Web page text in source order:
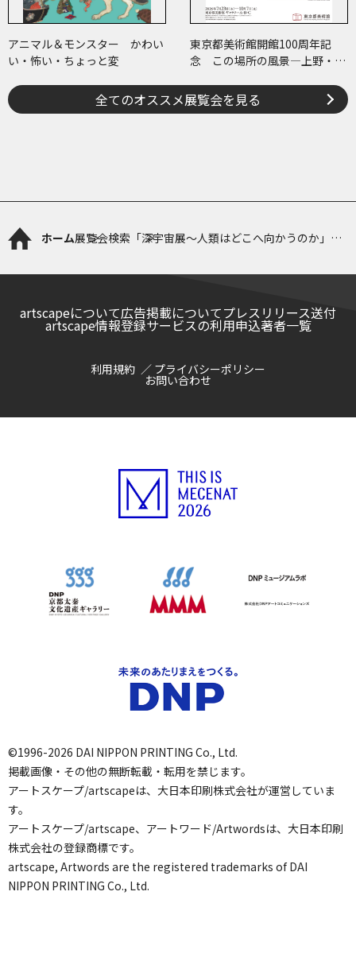
アニマル＆モンスター かわい
い・怖い・ちょっと変
東京都美術館開館100周年記
念 この場所の風景―上野・大
全てのオススメ展覧会を見る
ホーム展覧会検索 「深宇宙展～人類はどこへ向かうのか」To
artscapeについて広告掲載についてプレスリリース送付
artscape情報登録サービスの利用申込著者一覧
利用規約 プライバシーポリシー
お問い合わせ
©1996-2026 DAI NIPPON PRINTING Co., Ltd.
掲載画像・その他の無断転載・転用を禁じます。
アートスケープ/artscapeは、大日本印刷株式会社が運営していま
す。
アートスケープ/artscape、アートワード/Artwordsは、大日本印刷
株式会社の登録商標です。
artscape, Artwords are the registered trademarks of DAI
NIPPON PRINTING Co., Ltd.